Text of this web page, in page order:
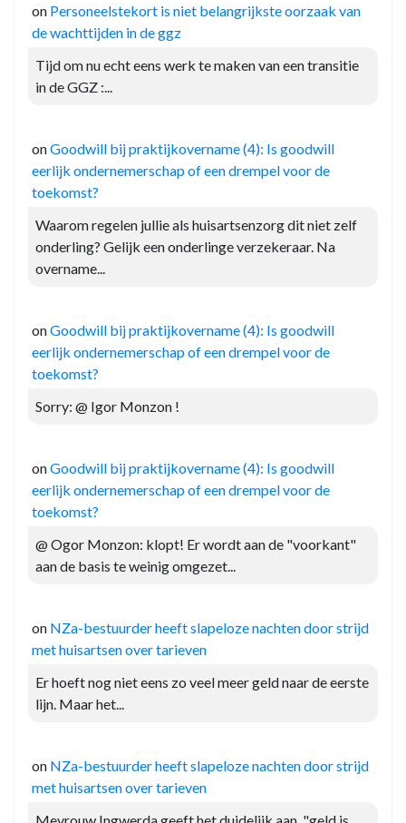
on Personeelstekort is niet belangrijkste oorzaak van
de wachttijden in de ggz
Tijd om nu echt eens werk te maken van een transitie
in de GGZ :...
onGoodwill bij praktijkovername (4): Is goodwill
eerlijk ondernemerschap of een drempel voor de
toekomst?
Waarom regelen jullie als huisartsenzorg dit niet zelf
onderling? Gelijk een onderlinge verzekeraar. Na
overname...
onGoodwill bij praktijkovername (4): Is goodwill
eerlijk ondernemerschap of een drempel voor de
toekomst?
Sorry: @ Igor Monzon !
onGoodwill bij praktijkovername (4): Is goodwill
eerlijk ondernemerschap of een drempel voor de
toekomst?
@ Ogor Monzon: klopt! Er wordt aan de "voorkant"
aan de basis te weinig omgezet...
on NZa-bestuurder heeft slapeloze nachten door strijd
met huisartsen over tarieven
Er hoeft nog niet eens zo veel meer geld naar de eerste
lijn. Maar het...
on NZa-bestuurder heeft slapeloze nachten door strijd
met huisartsen over tarieven